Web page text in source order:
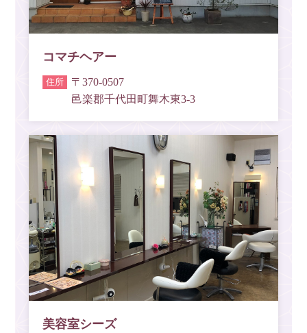
コマチヘアー
〒370-0507
邑楽郡千代田町舞木東3-3
美容室シーズ